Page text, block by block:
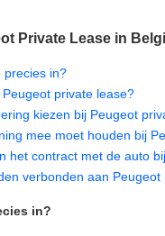
Private Lease in
precies in?
private lease?
kiezen bij Peugeot
mee moet houden bij
het contract met de auto
verbonden aan Peugeot
in?